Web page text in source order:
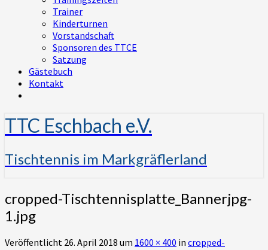
Trainer
Kinderturnen
Vorstandschaft
Sponsoren des TTCE
Satzung
Gästebuch
Kontakt
TTC Eschbach e.V.
Tischtennis im Markgräflerland
cropped-Tischtennisplatte_Bannerjpg-
1.jpg
Veröffentlicht 26. April 2018 um 1600 × 400 in cropped-